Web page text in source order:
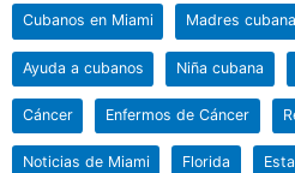
Cubanos en Miami Madres
Ayuda a cubanos Niña cubana
Cáncer Enfermos de Cáncer
Noticias de Miami Florida